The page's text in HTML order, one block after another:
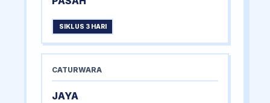
SIKLUS 3 HARI
CATURWARA
JAYA